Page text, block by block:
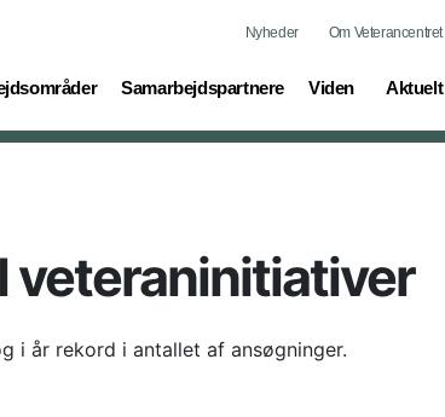
Nyheder Om Veterancentret
Samarbejdspartnere
(current) Viden
(current) Aktuelt
(current)
veteraninitiativer
i år rekord i antallet af ansøgninger.